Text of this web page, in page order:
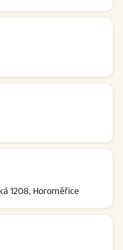
1208, Horoměřice